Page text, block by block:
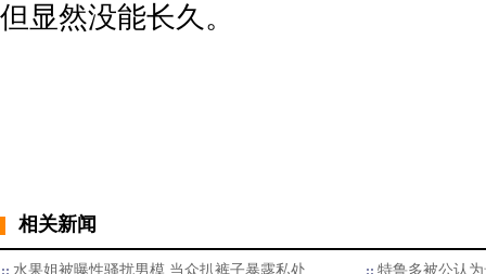
但显然没能长久。
相关新闻
水果姐被曝性骚扰男模 当众扒裤子暴露私处
特鲁多被公认